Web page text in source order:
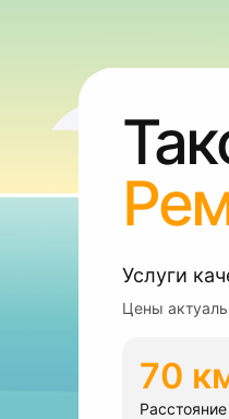
Услуги
Цены
70
Расстояние